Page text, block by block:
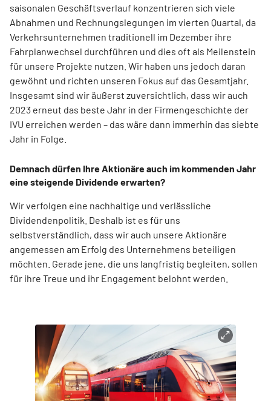
saisonalen Geschäftsverlauf konzentrieren sich viele
Abnahmen und Rechnungslegungen im vierten Quartal, da
Verkehrsunternehmen traditionell im Dezember ihre
Fahrplanwechsel durchführen und dies oft als Meilenstein
für unsere Projekte nutzen. Wir haben uns jedoch daran
gewöhnt und richten unseren Fokus auf das Gesamtjahr.
Insgesamt sind wir äußerst zuversichtlich, dass wir auch
2023 erneut das beste Jahr in der Firmengeschichte der
IVU erreichen werden – das wäre dann immerhin das siebte
Jahr in Folge.
Demnach dürfen Ihre Aktionäre auch im kommenden Jahr
eine steigende Dividende erwarten?
Wir verfolgen eine nachhaltige und verlässliche
Dividendenpolitik. Deshalb ist es für uns
selbstverständlich, dass wir auch unsere Aktionäre
angemessen am Erfolg des Unternehmens beteiligen
möchten. Gerade jene, die uns langfristig begleiten, sollen
für ihre Treue und ihr Engagement belohnt werden.